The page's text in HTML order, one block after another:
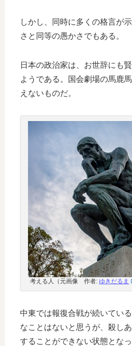
しかし、同時に多くの格言が
さと同等の愚かさでもある。
日本の政治家は、お世辞にも
ようである。国会劇場の馬鹿
えないものだ。
考える人（元画像 作者: ゆきだるま
中東では報復合戦が続いてい
なことはないと思うが、殺し
することができない状態とな